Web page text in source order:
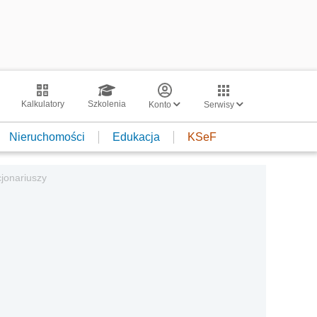
Kalkulatory Szkolenia Konto Serwisy
Nieruchomości Edukacja KSeF